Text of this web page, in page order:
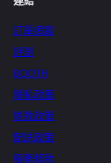
訂單追蹤
評測
BOOTH
隱私政策
退款政策
配送政策
服務條款